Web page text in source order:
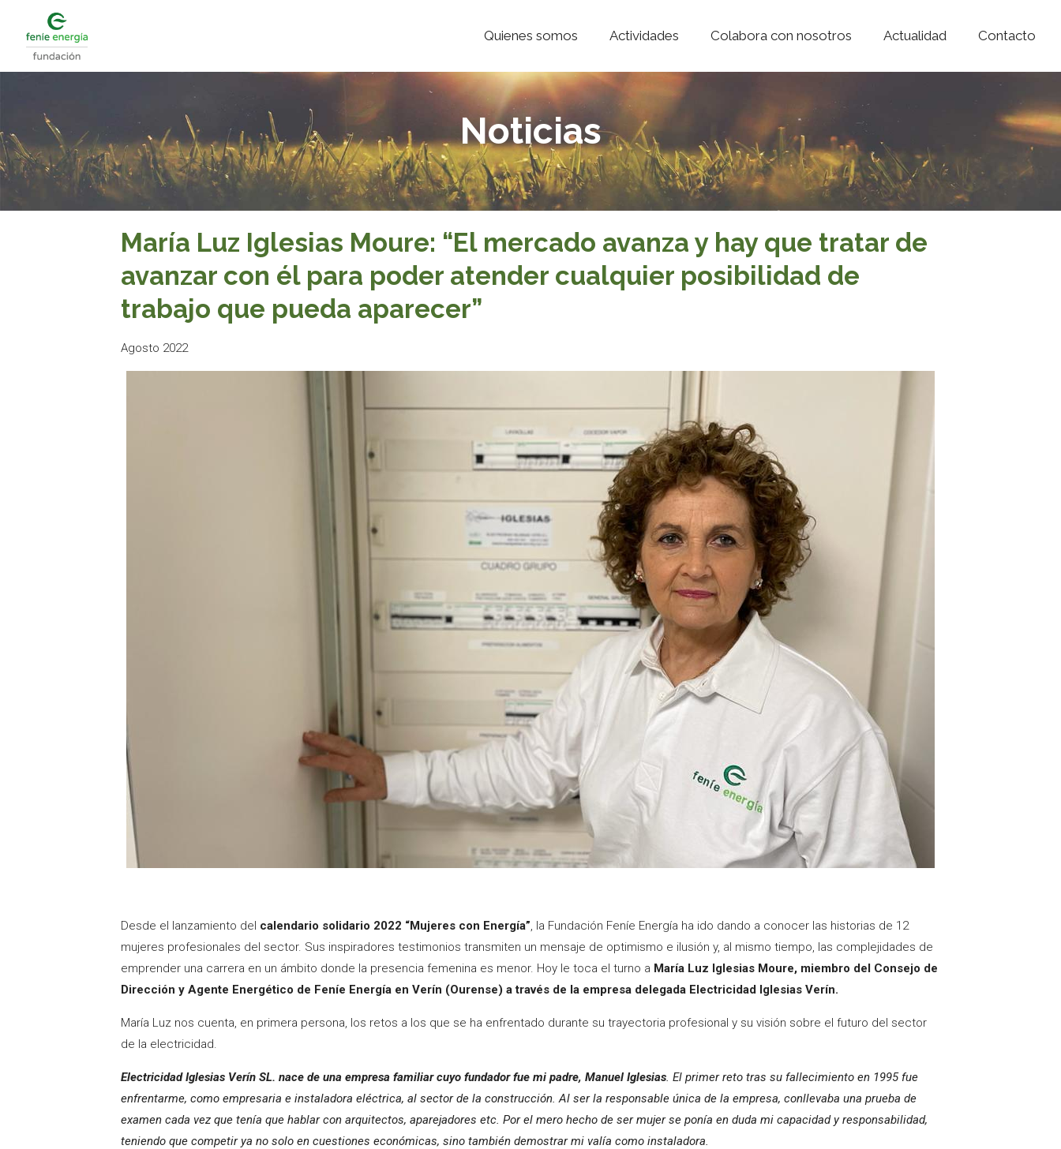
Quienes somos Actividades Colabora con nosotros Actualidad Contacto
Noticias
María Luz Iglesias Moure: “El mercado avanza y hay que tratar de
avanzar con él para poder atender cualquier posibilidad de
trabajo que pueda aparecer”
Agosto 2022
Desde el lanzamiento del calendario solidario 2022 “Mujeres con Energía”, la Fundación Feníe Energía ha ido dando a conocer las historias de 12
mujeres profesionales del sector. Sus inspiradores testimonios transmiten un mensaje de optimismo e ilusión y, al mismo tiempo, las complejidades de
emprender una carrera en un ámbito donde la presencia femenina es menor. Hoy le toca el turno a María Luz Iglesias Moure, miembro del Consejo de
Dirección y Agente Energético de Feníe Energía en Verín (Ourense) a través de la empresa delegada Electricidad Iglesias Verín.
María Luz nos cuenta, en primera persona, los retos a los que se ha enfrentado durante su trayectoria profesional y su visión sobre el futuro del sector
de la electricidad.
Electricidad Iglesias Verín SL. nace de una empresa familiar cuyo fundador fue mi padre, Manuel Iglesias. El primer reto tras su fallecimiento en 1995 fue
enfrentarme, como empresaria e instaladora eléctrica, al sector de la construcción. Al ser la responsable única de la empresa, conllevaba una prueba de
examen cada vez que tenía que hablar con arquitectos, aparejadores etc. Por el mero hecho de ser mujer se ponía en duda mi capacidad y responsabilidad,
teniendo que competir ya no solo en cuestiones económicas, sino también demostrar mi valía como instaladora.